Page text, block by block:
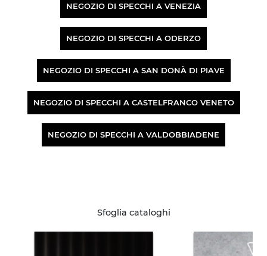
NEGOZIO DI SPECCHI A VENEZIA
NEGOZIO DI SPECCHI A ODERZO
NEGOZIO DI SPECCHI A SAN DONÀ DI PIAVE
NEGOZIO DI SPECCHI A CASTELFRANCO VENETO
NEGOZIO DI SPECCHI A VALDOBBIADENE
Sfoglia cataloghi